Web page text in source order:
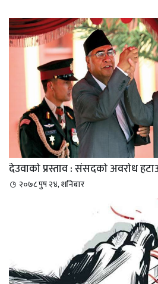
देउवाको प्रस्ताव : संसदको अवरोध
२०७८ पुष २४, शनिबार